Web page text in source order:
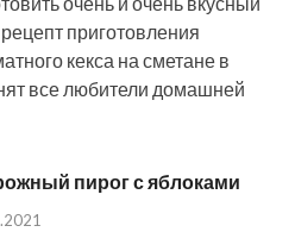
приготовления
кекса на сметане в
все любители домашней
пирог с яблоками